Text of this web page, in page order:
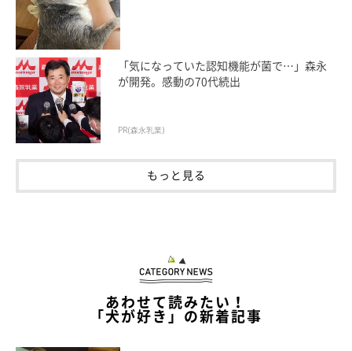
「気になっていた認知機能が菌で…」森永
が開発。感動の70代続出
PR(森永乳業)
もっと見る
あわせて読みたい！
「犬が好き」の新着記事